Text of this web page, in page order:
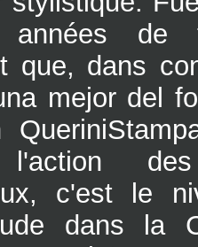
années de
que, dans
mejor del
des
c'est le
dans la